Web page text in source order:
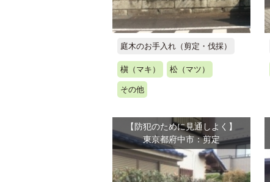
庭木のお手入れ（剪定・伐採）
槇（マキ） 松（マツ）
その他
【防犯のために見通しよく】
東京都府中市：剪定